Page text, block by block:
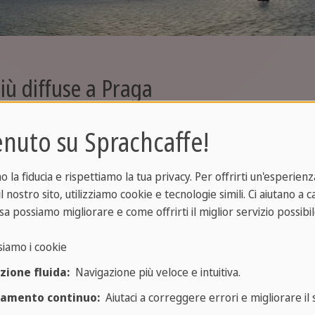
diffuse a Praga
a Praga, e non vedi l’ora di immergerti
antica? Perfetto, ma attenzione però: che
questo articolo Sprachcaffe in cui ti
delle caratteristiche e delle peculiarità da
è?
il ceco,parlata dal96% della popolazionedella
su Sprachcaffe!
la fiducia e rispettiamo la tua privacy. Per offrirti
nostro sito, utilizziamo cookie e tecnologie simili. Ci aiutano a
possiamo migliorare e come offrirti il miglior servizio
i cookie
fluida:Navigazione più veloce e intuitiva.
continuo:Aiutaci a correggere errori e migliorare il